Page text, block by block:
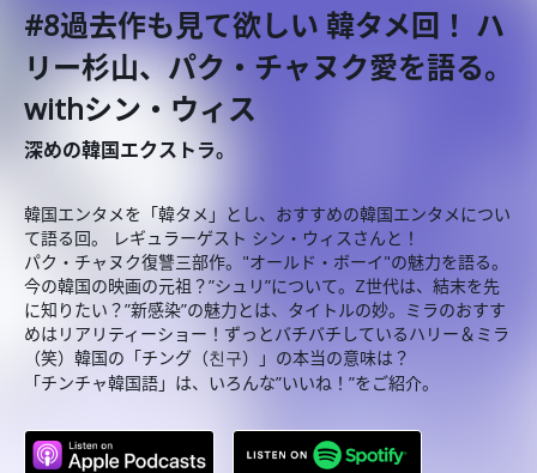
#8過去作も見て欲しい 韓タメ回！ ハ
リー杉山、パク・チャヌク愛を語る。
withシン・ウィス
深めの韓国エクストラ。
韓国エンタメを「韓タメ」とし、おすすめの韓国エンタメについ
て語る回。 レギュラーゲスト シン・ウィスさんと！
パク・チャヌク復讐三部作。"オールド・ボーイ"の魅力を語る。
今の韓国の映画の元祖？”シュリ”について。Z世代は、結末を先
に知りたい？”新感染”の魅力とは、タイトルの妙。ミラのおすす
めはリアリティーショー！ずっとバチバチしているハリー＆ミラ
（笑）韓国の「チング（친구）」の本当の意味は？
「チンチャ韓国語」は、いろんな”いいね！”をご紹介。